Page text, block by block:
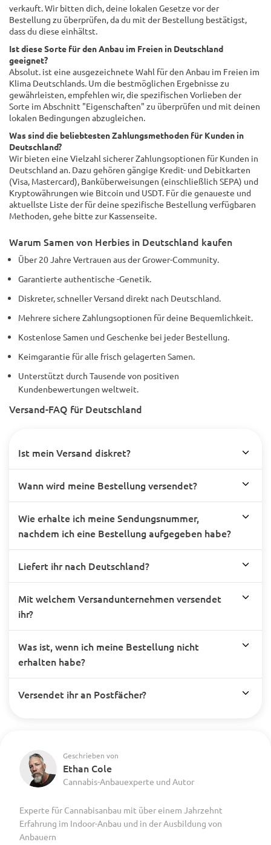
verkauft. Wir bitten dich, deine lokalen Gesetze vor der
Bestellung zu überprüfen, da du mit der Bestellung bestätigst,
dass du diese einhältst.
Ist diese Sorte für den Anbau im Freien in Deutschland
geeignet?
Absolut. ist eine ausgezeichnete Wahl für den Anbau im Freien im
Klima Deutschlands. Um die bestmöglichen Ergebnisse zu
gewährleisten, empfehlen wir, die spezifischen Vorlieben der
Sorte im Abschnitt "Eigenschaften" zu überprüfen und mit deinen
lokalen Bedingungen abzugleichen.
Was sind die beliebtesten Zahlungsmethoden für Kunden in
Deutschland?
Wir bieten eine Vielzahl sicherer Zahlungsoptionen für Kunden in
Deutschland an. Dazu gehören gängige Kredit- und Debitkarten
(Visa, Mastercard), Banküberweisungen (einschließlich SEPA) und
Kryptowährungen wie Bitcoin und USDT. Für die genaueste und
aktuellste Liste der für deine spezifische Bestellung verfügbaren
Methoden, gehe bitte zur Kassenseite.
Warum Samen von Herbies in Deutschland kaufen
Über 20 Jahre Vertrauen aus der Grower-Community.
Garantierte authentische -Genetik.
Diskreter, schneller Versand direkt nach Deutschland.
Mehrere sichere Zahlungsoptionen für deine Bequemlichkeit.
Kostenlose Samen und Geschenke bei jeder Bestellung.
Keimgarantie für alle frisch gelagerten Samen.
Unterstützt durch Tausende von positiven
Kundenbewertungen weltweit.
Versand-FAQ für Deutschland
Ist mein Versand diskret?
Wann wird meine Bestellung versendet?
Wie erhalte ich meine Sendungsnummer,
nachdem ich eine Bestellung aufgegeben habe?
Liefert ihr nach Deutschland?
Mit welchem Versandunternehmen versendet
ihr?
Was ist, wenn ich meine Bestellung nicht
erhalten habe?
Versendet ihr an Postfächer?
Geschrieben von
Ethan Cole
Cannabis-Anbauexperte und Autor
Experte für Cannabisanbau mit über einem Jahrzehnt
Erfahrung im Indoor-Anbau und in der Ausbildung von
Anbauern